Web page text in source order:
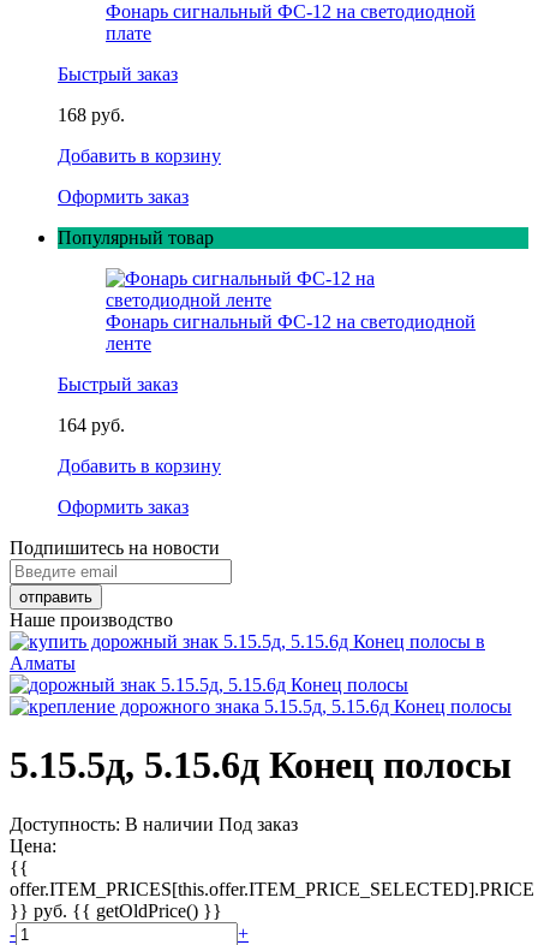
Фонарь сигнальный ФС-12 на светодиодной
плате
Быстрый заказ
168 руб.
Добавить в корзину
Оформить заказ
Популярный товар
Фонарь сигнальный ФС-12 на светодиодной
ленте
Быстрый заказ
164 руб.
Добавить в корзину
Оформить заказ
Подпишитесь на новости
Наше производство
5.15.5д, 5.15.6д Конец полосы
Доступность: В наличии Под заказ
Цена:
{{
offer.ITEM_PRICES[this.offer.ITEM_PRICE_SELECTED].PRICE
}} руб. {{ getOldPrice() }}
-
+